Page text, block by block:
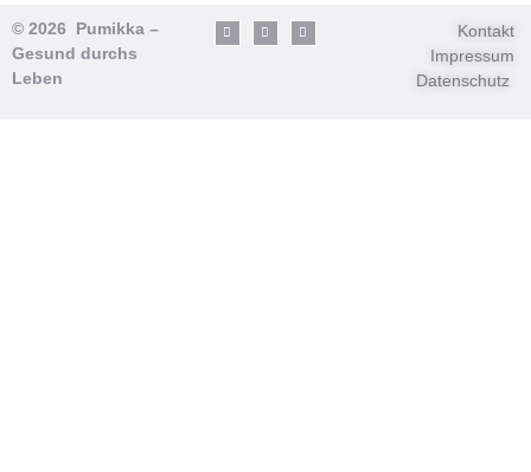
© 2026 Pumikka –
Gesund durchs
Leben
Kontakt
Impressum
Datenschutz